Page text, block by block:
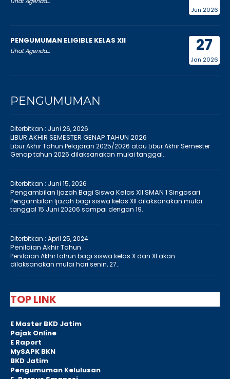
Jun 2026
27
Jan 2026
PENGUMUMAN ELIGIBLE KELAS XII
Lihat Agenda...
PENGUMUMAN
Diterbitkan : Juni 26, 2026
LIBUR AKHIR SEMESTER GENAP TAHUN 2026
Libur Akhir Tahun Pelajaran 2025/2026 atau Libur Akhir Semester
Genap tahun 2026 dilaksanakan mulai tanggal..
Diterbitkan : Juni 15, 2026
Pengambilan Ijazah Bagi Siswa Kelas XII SMAN 1 Singosari
Pengambilan Ijazah bagi siswa kelas XII dilaksanakan mulai
tanggal 15 Juni 20206 sampai dengan 19..
Diterbitkan : April 25, 2024
Penilaian Akhir Tahun
Penilaian Akhir tahun bagi siswa kelas X dan XI akan
dilaksanakan mulai hari senin, 27..
TOP LINK
E Master BKD Jatim
Pajak Online
E Raport
MySAPK BKN
BKD Jatim
Pengumuman Kelulusan